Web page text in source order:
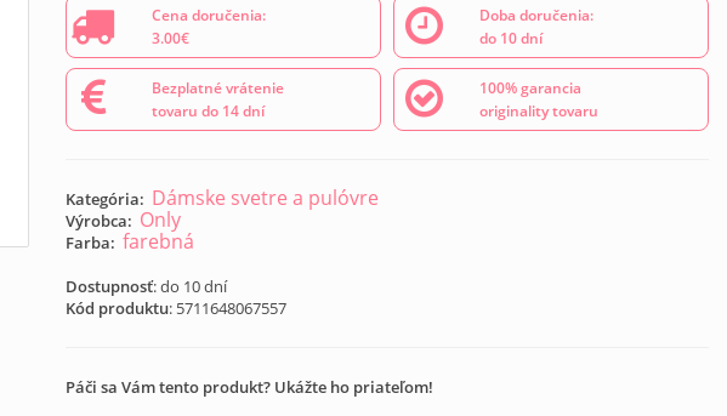
Cena doručenia:
3.00€
Doba doručenia:
do 10 dní
Bezplatné vrátenie
tovaru do 14 dní
100% garancia
originality tovaru
Kategória: Dámske svetre a pulóvre
Výrobca: Only
Farba: farebná
Dostupnosť: do 10 dní
Kód produktu: 5711648067557
Páči sa Vám tento produkt? Ukážte ho priateľom!